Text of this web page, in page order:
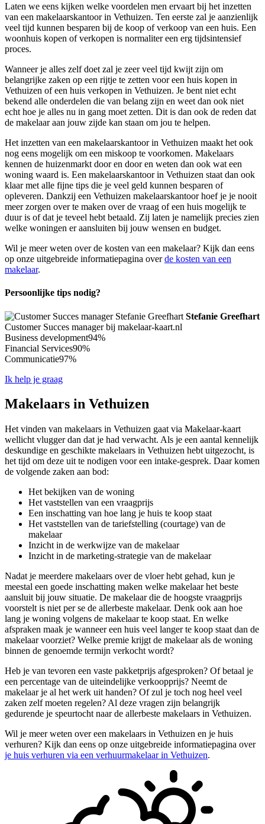
Laten we eens kijken welke voordelen men ervaart bij het inzetten
van een makelaarskantoor in Vethuizen. Ten eerste zal je aanzienlijk
veel tijd kunnen besparen bij de koop of verkoop van een huis. Een
woonhuis kopen of verkopen is normaliter een erg tijdsintensief
proces.
Wanneer je alles zelf doet zal je zeer veel tijd kwijt zijn om
belangrijke zaken op een rijtje te zetten voor een huis kopen in
Vethuizen of een huis verkopen in Vethuizen. Je bent niet echt
bekend alle onderdelen die van belang zijn en weet dan ook niet
echt hoe je alles nu in gang moet zetten. Dit is dan ook de reden dat
de makelaar aan jouw zijde kan staan om jou te helpen.
Het inzetten van een makelaarskantoor in Vethuizen maakt het ook
nog eens mogelijk om een miskoop te voorkomen. Makelaars
kennen de huizenmarkt door en door en weten dan ook wat een
woning waard is. Een makelaarskantoor in Vethuizen staat dan ook
klaar met alle fijne tips die je veel geld kunnen besparen of
opleveren. Dankzij een Vethuizen makelaarskantoor hoef je je nooit
meer zorgen over te maken over de vraag of een huis mogelijk te
duur is of dat je teveel hebt betaald. Zij laten je namelijk precies zien
welke woningen er aansluiten bij jouw wensen en budget.
Wil je meer weten over de kosten van een makelaar? Kijk dan eens
op onze uitgebreide informatiepagina overde kosten van een
makelaar.
Persoonlijke tips nodig?
Stefanie Greefhart
Customer Succes manager bij makelaar-kaart.nl
Business development94%
Financial Services90%
Communicatie97%
Ik help je graag
Makelaars in Vethuizen
Het vinden van makelaars in Vethuizen gaat via Makelaar-kaart
wellicht vlugger dan dat je had verwacht. Als je een aantal kennelijk
deskundige en geschikte makelaars in Vethuizen hebt uitgezocht, is
het tijd om deze uit te nodigen voor een intake-gesprek. Daar komen
de volgende zaken aan bod:
Het bekijken van de woning
Het vaststellen van een vraagprijs
Een inschatting van hoe lang je huis te koop staat
Het vaststellen van de tariefstelling (courtage) van de
makelaar
Inzicht in de werkwijze van de makelaar
Inzicht in de marketing-strategie van de makelaar
Nadat je meerdere makelaars over de vloer hebt gehad, kun je
meestal een goede inschatting maken welke makelaar het beste
aansluit bij jouw situatie. De makelaar die de hoogste vraagprijs
voorstelt is niet per se de allerbeste makelaar. Denk ook aan hoe
lang je woning volgens de makelaar te koop staat. En welke
afspraken maak je wanneer een huis veel langer te koop staat dan de
makelaar voorziet? Welke premie krijgt de makelaar als de woning
binnen de genoemde termijn verkocht wordt?
Heb je van tevoren een vaste pakketprijs afgesproken? Of betaal je
een percentage van de uiteindelijke verkoopprijs? Neemt de
makelaar je al het werk uit handen? Of zul je toch nog heel veel
zaken zelf moeten regelen? Al deze vragen zijn belangrijk
gedurende je speurtocht naar de allerbeste makelaars in Vethuizen.
Wil je meer weten over een makelaars in Vethuizen en je huis
verhuren? Kijk dan eens op onze uitgebreide informatiepagina over
je huis verhuren via een verhuurmakelaar in Vethuizen.